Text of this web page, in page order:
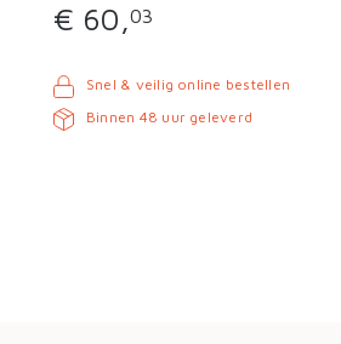
€ 60,03
Snel & veilig online bestellen
Binnen 48 uur geleverd